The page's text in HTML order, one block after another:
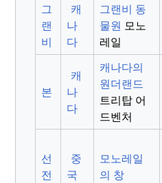
그
랜
비
캐
나
다
그랜비 동
물원 모노
레일
본
캐
나
다
캐나다의
원더랜드
트리탑 어
드벤처
선
전
중
국
모노레일
의 창